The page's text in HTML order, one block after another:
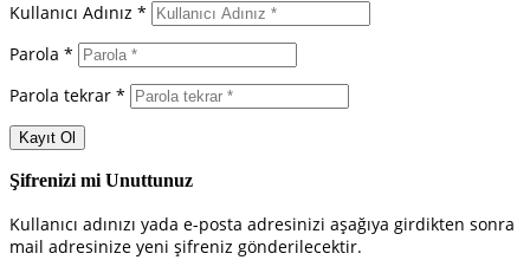
Kullanıcı Adınız *
Parola *
Parola tekrar *
Şifrenizi mi Unuttunuz
Kullanıcı adınızı yada e-posta adresinizi aşağıya girdikten sonra
mail adresinize yeni şifreniz gönderilecektir.